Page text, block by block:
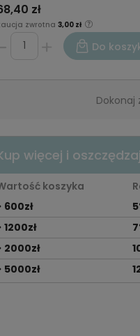
zł
zwrotna 3,00 zł
Do
Dokonaj
więcej i oszczędzaj
koszyka
600zł
1200zł
2000zł
5000zł